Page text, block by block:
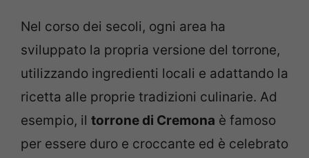
Nel corso dei secoli, ogni area ha
sviluppato la propria versione del torrone,
utilizzando ingredienti locali e adattando la
ricetta alle proprie tradizioni culinarie. Ad
esempio, il torrone di Cremona è famoso
per essere duro e croccante ed è celebrato